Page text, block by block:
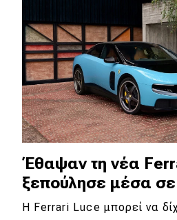
Έθαψαν τη νέα
ξεπούλησε μέσα
Η Ferrari Luce μπορεί να